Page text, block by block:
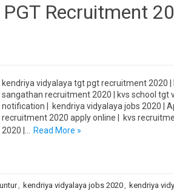
PGT Recruitment
kendriya vidyalaya tgt pgt recruitment 2020 |
sangathan recruitment 2020 | kvs school tgt
notification | kendriya vidyalaya jobs 2020 |
recruitment 2020 apply online | kvs
2020 |…
Read More »
, kendriya vidyalaya jobs 2020, kendriya